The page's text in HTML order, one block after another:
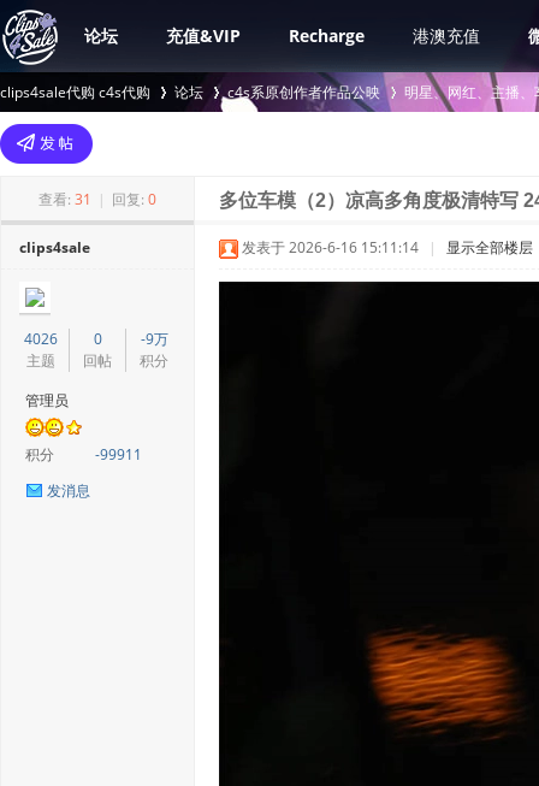
论坛 充值&VIP Recharge 港澳充值
clips4sale代购 c4s代购
>
论坛 c4s系原创作者作品公映
›
明星、网红、主播
查看: 31 | 回复: 0 多位车模（2）凉高多角度极清特写
clips4sale
4026
主题
0
回帖
-9万
积分
管理员
积分
-99911
发消息
发表于 2026-6-16 15:11:14 | 显示全部楼层